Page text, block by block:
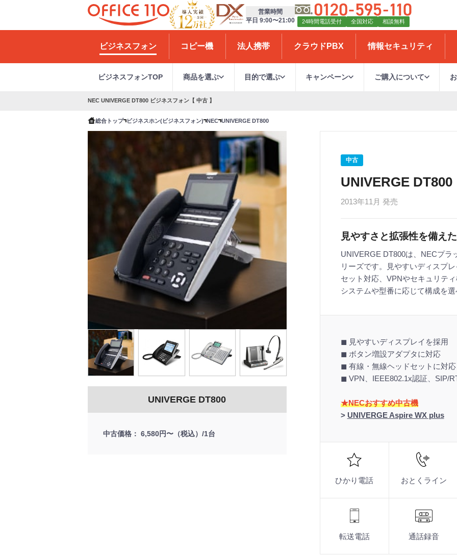
H
e
営業時間
平日 9:00〜21:00
24時間電話受付 全国対応 相談無料
ビジネスフォン コピー機 法人携帯 クラウドPBX 情報セキュリティ
ビジネスフォンTOP 商品を選ぶ 目的で選ぶ キャンペーン ご購入について
NEC UNIVERGE DT800 ビジネスフォン【 中古 】
総合トップ ビジネスホン(ビジネスフォン) NEC UNIVERGE DT800
UNIVERGE DT800
2013年11月 発売
中古
見やすさと拡張性を備え
UNIVERGE DT800は、NECプラ
リーズです。見やすいディスプ
セット対応、VPNやセキュリテ
システムや型番に応じて構成を
◼︎ 見やすいディスプレイを採用
◼︎ ボタン増設アダプタに対応
◼︎ 有線・無線ヘッドセットに対応
◼︎ VPN、IEEE802.1x認証、SIP/
★NECおすすめ中古機
> UNIVERGE Aspire WX plus
見やすいディスプレイ
表示文字色やコントラストに配
ボタンを増やせるサイドオプ
ボタン増設アダプタを接続する
ワイヤレスヘッドセット対応
オフィスやコンタクトセンター
ひかり電話 おとくライン
転送電話 通話録音
UNIVERGE DT800
中古価格 6,580円〜（税込）/1台